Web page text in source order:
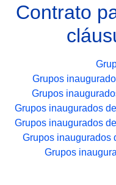
Contrato
Grupos
Grupos
Grupos inaugurados
Grupos inaugurados
Grupos inaugurados
Grupos